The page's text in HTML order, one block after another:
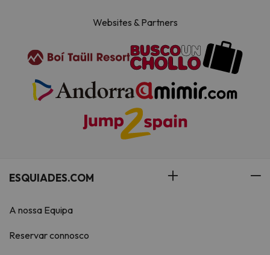
Websites & Partners
ESQUIADES.COM
A nossa Equipa
Reservar connosco